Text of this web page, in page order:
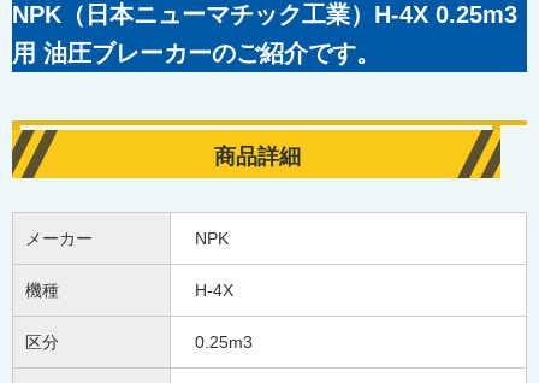
NPK（日本ニューマチック工業）H-4X 0.25m3
用 油圧ブレーカーのご紹介です。
商品詳細
メーカー NPK
機種 H-4X
区分 0.25m3